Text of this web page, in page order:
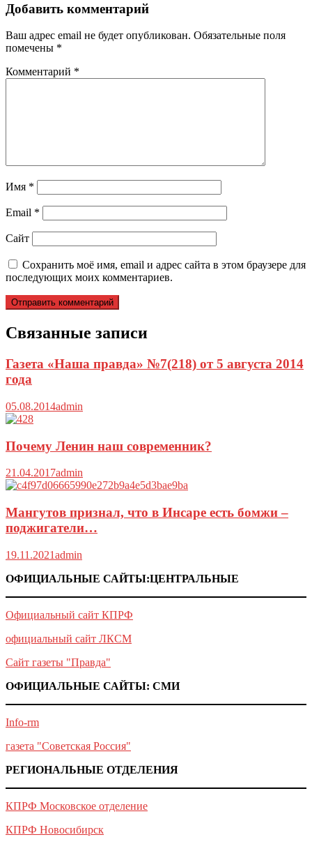
Добавить комментарий
Ваш адрес email не будет опубликован. Обязательные поля
помечены *
Комментарий *
Имя *
Email *
Сайт
Сохранить моё имя, email и адрес сайта в этом браузере для
последующих моих комментариев.
Связанные записи
Газета «Наша правда» №7(218) от 5 августа 2014
года
05.08.2014admin
Почему Ленин наш современник?
21.04.2017admin
Мангутов признал, что в Инсаре есть бомжи –
поджигатели…
19.11.2021admin
ОФИЦИАЛЬНЫЕ САЙТЫ:ЦЕНТРАЛЬНЫЕ
Официальный сайт КПРФ
официальный сайт ЛКСМ
Сайт газеты "Правда"
ОФИЦИАЛЬНЫЕ САЙТЫ: СМИ
Info-rm
газета "Советская Россия"
РЕГИОНАЛЬНЫЕ ОТДЕЛЕНИЯ
КПРФ Московское отделение
КПРФ Новосибирск